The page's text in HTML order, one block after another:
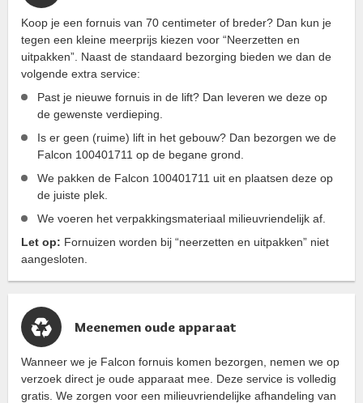
Koop je een fornuis van 70 centimeter of breder? Dan kun je
tegen een kleine meerprijs kiezen voor “Neerzetten en
uitpakken”. Naast de standaard bezorging bieden we dan de
volgende extra service:
Past je nieuwe fornuis in de lift? Dan leveren we deze op
de gewenste verdieping.
Is er geen (ruime) lift in het gebouw? Dan bezorgen we de
Falcon 100401711 op de begane grond.
We pakken de Falcon 100401711 uit en plaatsen deze op
de juiste plek.
We voeren het verpakkingsmateriaal milieuvriendelijk af.
Let op: Fornuizen worden bij “neerzetten en uitpakken” niet
aangesloten.
Meenemen oude apparaat
Wanneer we je Falcon fornuis komen bezorgen, nemen we op
verzoek direct je oude apparaat mee. Deze service is volledig
gratis. We zorgen voor een milieuvriendelijke afhandeling van